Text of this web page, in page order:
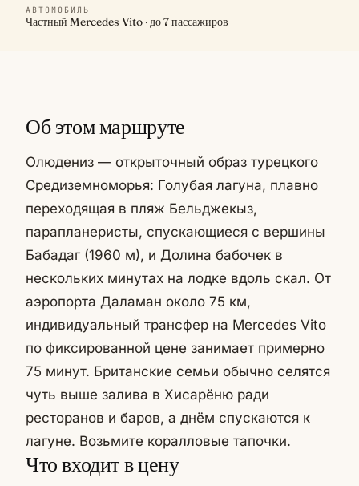
АВТОМОБИЛЬ
Частный Mercedes Vito · до 7 пассажиров
Об этом маршруте
Олюдениз — открыточный образ турецкого
Средиземноморья: Голубая лагуна, плавно
переходящая в пляж Бельджекыз,
парапланеристы, спускающиеся с вершины
Бабадаг (1960 м), и Долина бабочек в
нескольких минутах на лодке вдоль скал. От
аэропорта Даламан около 75 км,
индивидуальный трансфер на Mercedes Vito
по фиксированной цене занимает примерно
75 минут. Британские семьи обычно селятся
чуть выше залива в Хисарёню ради
ресторанов и баров, а днём спускаются к
лагуне. Возьмите коралловые тапочки.
Что входит в цену